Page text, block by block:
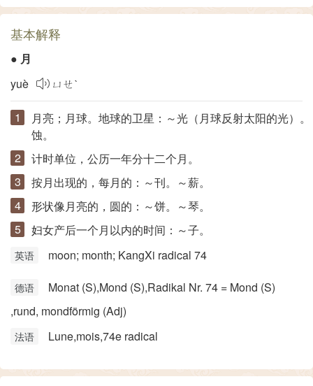
基本解释
● 月
yuè
ㄩㄝˋ
月亮；月球。地球的卫星：～光（月球反射太阳的光）
蚀。
计时单位，公历一年分十二个月。
按月出现的，每月的：～刊。～薪。
形状像月亮的，圆的：～饼。～琴。
妇女产后一个月以内的时间：～子。
英语 moon; month; KangXi radical 74
德语
Monat (S)​,Mond (S)​,Radikal Nr. 74 = Mond (S)​
,rund, mondförmig (Adj)
法语 Lune,mois,74e radical